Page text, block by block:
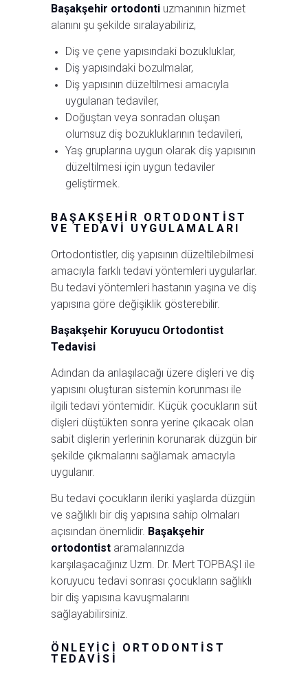
Başakşehir ortodonti uzmanının hizmet
alanını şu şekilde sıralayabiliriz,
Diş ve çene yapısındaki bozukluklar,
Diş yapısındaki bozulmalar,
Diş yapısının düzeltilmesi amacıyla
uygulanan tedaviler,
Doğuştan veya sonradan oluşan
olumsuz diş bozukluklarının tedavileri,
Yaş gruplarına uygun olarak diş yapısının
düzeltilmesi için uygun tedaviler
geliştirmek.
BAŞAKŞEHIR ORTODONTIST
VE TEDAVI UYGULAMALARI
Ortodontistler, diş yapısının düzeltilebilmesi
amacıyla farklı tedavi yöntemleri uygularlar.
Bu tedavi yöntemleri hastanın yaşına ve diş
yapısına göre değişiklik gösterebilir.
Başakşehir Koruyucu Ortodontist
Tedavisi
Adından da anlaşılacağı üzere dişleri ve diş
yapısını oluşturan sistemin korunması ile
ilgili tedavi yöntemidir. Küçük çocukların süt
dişleri düştükten sonra yerine çıkacak olan
sabit dişlerin yerlerinin korunarak düzgün bir
şekilde çıkmalarını sağlamak amacıyla
uygulanır.
Bu tedavi çocukların ileriki yaşlarda düzgün
ve sağlıklı bir diş yapısına sahip olmaları
açısından önemlidir. Başakşehir
ortodontist aramalarınızda
karşılaşacağınız Uzm. Dr. Mert TOPBAŞI ile
koruyucu tedavi sonrası çocukların sağlıklı
bir diş yapısına kavuşmalarını
sağlayabilirsiniz.
ÖNLEYICI ORTODONTIST
TEDAVISI